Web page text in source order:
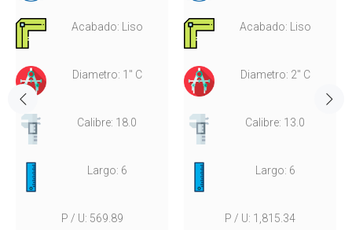
Acabado: Liso
Diametro: 1" C
Calibre: 18.0
Largo: 6
P / U: 569.89
Acabado: Liso
Diametro: 2" C
Calibre: 13.0
Largo: 6
P / U: 1,815.34